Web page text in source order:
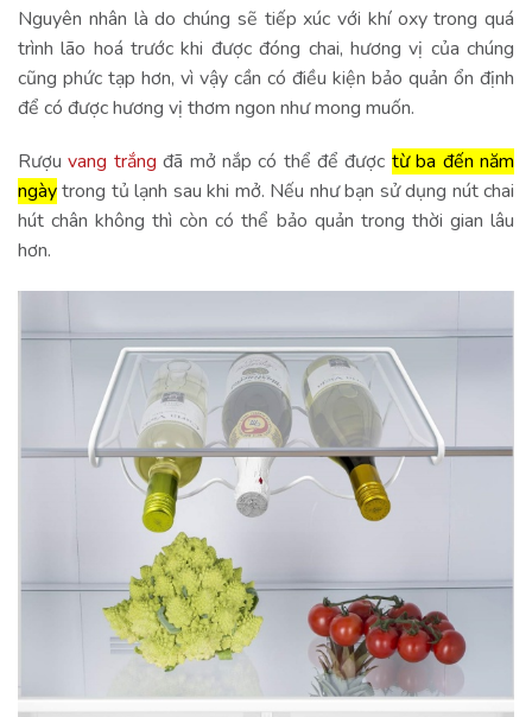
Nguyên nhân là do chúng sẽ tiếp xúc với khí oxy trong quá
trình lão hoá trước khi được đóng chai, hương vị của chúng
cũng phức tạp hơn, vì vậy cần có điều kiện bảo quản ổn định
để có được hương vị thơm ngon như mong muốn.
Rượuvang trắng đã mở nắp có thể để được từ ba đến năm
ngàytrong tủ lạnh sau khi mở. Nếu như bạn sử dụng nút chai
hút chân không thì còn có thể bảo quản trong thời gian lâu
hơn.